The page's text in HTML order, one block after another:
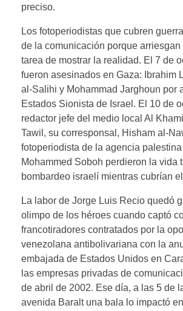
preciso.
Los fotoperiodistas que cubren
de la comunicación porque arriesgan
tarea de mostrar la realidad. El 7 de
fueron asesinados en Gaza: Ibrahim
al-Salihi y Mohammad Jarghoun por
Estados Sionista de Israel. El 10 de
redactor jefe del medio local Al
Tawil, su corresponsal, Hisham al-
fotoperiodista de la agencia
Mohammed Soboh perdieron la vida
bombardeo israelí mientras cubrían
La labor de Jorge Luis Recio quedó
olimpo de los héroes cuando captó
francotiradores contratados por la
venezolana antibolivariana con la
embajada de Estados Unidos en
las empresas privadas de
de abril de 2002. Ese día, a las 5 de
avenida Baralt una bala lo impactó